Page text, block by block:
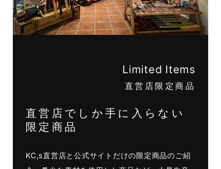
Limited Items
直営店限定商品
直営店でしか手に入らない
限定商品
KC,s直営店と公式サイトだけの限定商品のご紹